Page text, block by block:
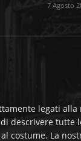
7 Agosto
legati alla
descrivere tutte
costume. La